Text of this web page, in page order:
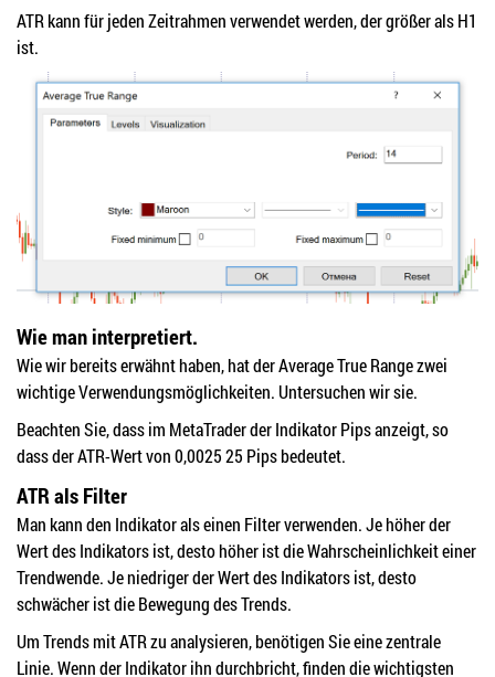
ATR kann für jeden Zeitrahmen verwendet werden, der größer als H1
ist.
Wie man interpretiert.
Wie wir bereits erwähnt haben, hat der Average True Range zwei
wichtige Verwendungsmöglichkeiten. Untersuchen wir sie.
Beachten Sie, dass im MetaTrader der Indikator Pips anzeigt, so
dass der ATR-Wert von 0,0025 25 Pips bedeutet.
ATR als Filter
Man kann den Indikator als einen Filter verwenden. Je höher der
Wert des Indikators ist, desto höher ist die Wahrscheinlichkeit einer
Trendwende. Je niedriger der Wert des Indikators ist, desto
schwächer ist die Bewegung des Trends.
Um Trends mit ATR zu analysieren, benötigen Sie eine zentrale
Linie. Wenn der Indikator ihn durchbricht, finden die wichtigsten